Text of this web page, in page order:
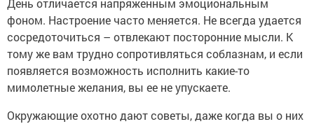
День отличается напряженным эмоциональным
фоном. Настроение часто меняется. Не всегда удается
сосредоточиться – отвлекают посторонние мысли. К
тому же вам трудно сопротивляться соблазнам, и если
появляется возможность исполнить какие-то
мимолетные желания, вы ее не упускаете.
Окружающие охотно дают советы, даже когда вы о них